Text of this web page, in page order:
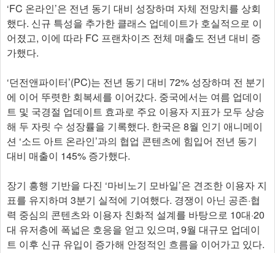
‘FC 온라인’은 전년 동기 대비 성장하며 자체 전망치를 상회
했다. 신규 특성을 추가한 클래스 업데이트가 호실적으로 이
어졌고, 이에 따라 FC 프랜차이즈 전체 매출도 전년 대비 증
가했다.
‘던전앤파이터’(PC)는 전년 동기 대비 72% 성장하며 전 분기
에 이어 뚜렷한 회복세를 이어갔다. 중국에서는 여름 업데이
트 및 국경절 업데이트 효과로 주요 이용자 지표가 모두 상승
해 두 자릿 수 성장률을 기록했다. 한국은 8월 인기 애니메이
션 ‘소드 아트 온라인’과의 협업 콘텐츠에 힘입어 전년 동기
대비 매출이 145% 증가했다.
장기 흥행 기반을 다진 ‘마비노기 모바일’은 견조한 이용자 지
표를 유지하며 3분기 실적에 기여했다. 경쟁이 아닌 공존·협
력 중심의 콘텐츠와 이용자 친화적 설계를 바탕으로 10대·20
대 유저층에 폭넓은 호응을 얻고 있으며, 9월 대규모 업데이
트 이후 신규 유입이 증가해 안정적인 흐름을 이어가고 있다.